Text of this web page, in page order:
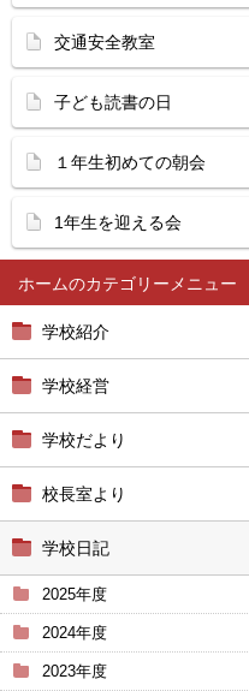
ホーム
学校紹介
学校経営
学校だより
校長室より
学校日記
2025年度
2024年度
2023年度
交通安全教室
子ども読書の日
１年生初めての朝会
1年生を迎える会